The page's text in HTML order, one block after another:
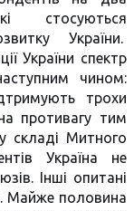
стосуються
України.
України спектр
чином:
трохи
противагу тим
складі Митного
Україна не
Інші опитані
Майже половина